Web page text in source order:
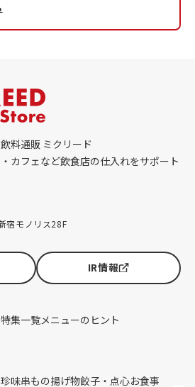
料通販 ミクリード
カフェなど飲食店の仕入れをサポート
宿モノリス28F
IR情報
特集一覧メニューのヒント
味串もの揚げ物餃子・点心お食事